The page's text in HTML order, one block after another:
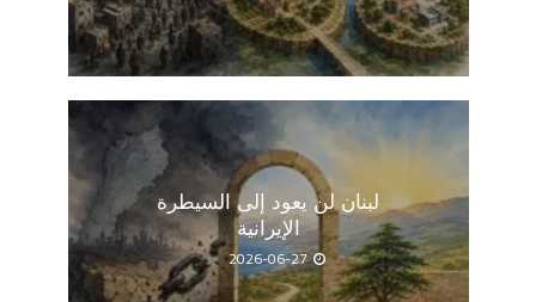
لبنان لن يعود إلى السيطرة
الإيرانية
2026-06-27